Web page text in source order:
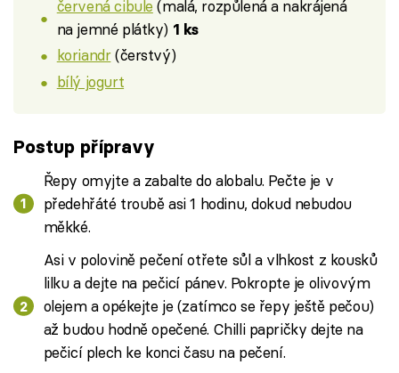
červená cibule (malá, rozpůlená a nakrájená
na jemné plátky) 1 ks
koriandr(čerstvý)
bílý jogurt
Postup přípravy
Řepy omyjte a zabalte do alobalu. Pečte je v
předehřáté troubě asi 1 hodinu, dokud nebudou
měkké.
Asi v polovině pečení otřete sůl a vlhkost z kousků
lilku a dejte na pečicí pánev. Pokropte je olivovým
olejem a opékejte je (zatímco se řepy ještě pečou)
až budou hodně opečené. Chilli papričky dejte na
pečicí plech ke konci času na pečení.